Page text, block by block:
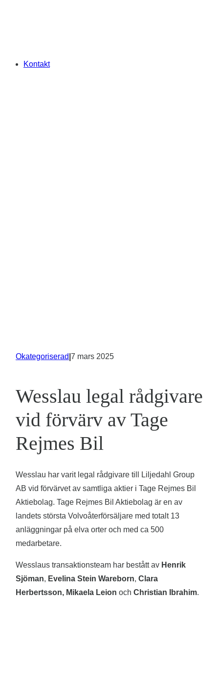
Kontakt
Okategoriserad 7 mars 2025
Wesslau legal rådgivare
vid förvärv av Tage
Rejmes Bil
Wesslau har varit legal rådgivare till Liljedahl Group
AB vid förvärvet av samtliga aktier i Tage Rejmes Bil
Aktiebolag. Tage Rejmes Bil Aktiebolag är en av
landets största Volvoåterförsäljare med totalt 13
anläggningar på elva orter och med ca 500
medarbetare.
Wesslaus transaktionsteam har bestått av Henrik
Sjöman, Evelina Stein Wareborn, Clara
Herbertsson, Mikaela Leion och Christian Ibrahim.